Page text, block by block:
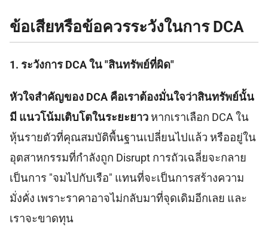
ข้อเสียหรือข้อควรระวังในการ DCA
1. ระวังการ DCA ใน "สินทรัพย์ที่ผิด"
หัวใจสำคัญของ DCA คือเราต้องมั่นใจว่าสินทรัพย์นั้น
มี แนวโน้มเติบโตในระยะยาว หากเราเลือก DCA ใน
หุ้นรายตัวที่คุณสมบัติพื้นฐานเปลี่ยนไปแล้ว หรืออยู่ใน
อุตสาหกรรมที่กำลังถูก Disrupt การถัวเฉลี่ยจะกลาย
เป็นการ "จมไปกับเรือ" แทนที่จะเป็นการสร้างความ
มั่งคั่ง เพราะราคาอาจไม่กลับมาที่จุดเดิมอีกเลย และ
เราจะขาดทุน